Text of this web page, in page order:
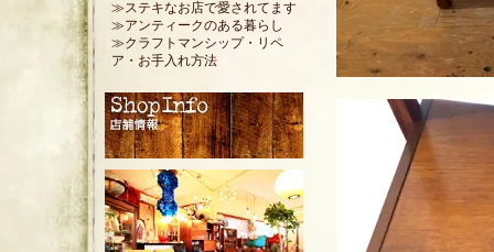
≫ステキなお店で愛されてます
≫アンティークのある暮らし
≫クラフトマンシップ・リペ
ア・お手入れ方法